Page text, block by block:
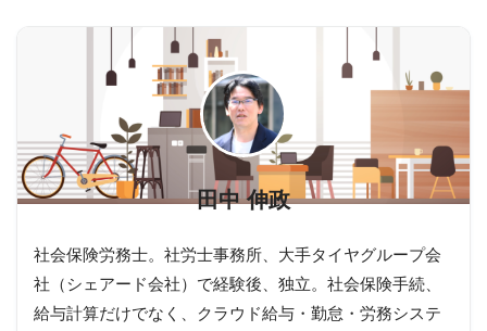
田中 伸政
社会保険労務士。社労士事務所、大手タイヤグループ会
社（シェアード会社）で経験後、独立。社会保険手続、
給与計算だけでなく、クラウド給与・勤怠・労務システ